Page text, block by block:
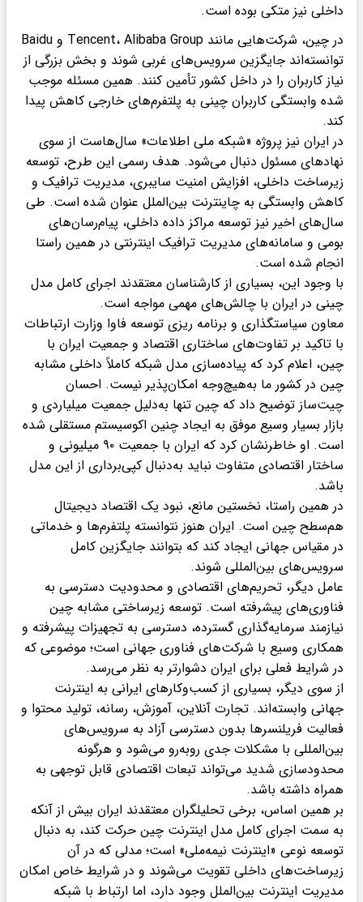
داخلی نیز متکی بوده است.
در چین، شرکت‌هایی مانند Tencent، Alibaba Group و Baidu
توانسته‌اند جایگزین سرویس‌های غربی شوند و بخش بزرگی از
نیاز کاربران را در داخل کشور تأمین کنند. همین مسئله موجب
شده وابستگی کاربران چینی به پلتفرم‌های خارجی کاهش پیدا
کند.
در ایران نیز پروژه «شبکه ملی اطلاعات» سال‌هاست از سوی
نهادهای مسئول دنبال می‌شود. هدف رسمی این طرح، توسعه
زیرساخت داخلی، افزایش امنیت سایبری، مدیریت ترافیک و
کاهش وابستگی به چاینترنت بین‌الملل عنوان شده است. طی
سال‌های اخیر نیز توسعه مراکز داده داخلی، پیام‌رسان‌های
بومی و سامانه‌های مدیریت ترافیک اینترنتی در همین راستا
انجام شده است.
با وجود این، بسیاری از کارشناسان معتقدند اجرای کامل مدل
چینی در ایران با چالش‌های مهمی مواجه است.
معاون سیاستگذاری و برنامه ریزی توسعه فاوا وزارت ارتباطات
با تاکید بر تفاوت‌های ساختاری اقتصاد و جمعیت ایران با
چین، اعلام کرد که پیاده‌سازی مدل شبکه کاملاً داخلی مشابه
چین در کشور ما به‌هیچ‌وجه امکان‌پذیر نیست. احسان
چیت‌ساز توضیح داد که چین تنها به‌دلیل جمعیت میلیاردی و
بازار بسیار وسیع موفق به ایجاد چنین اکوسیستم مستقلی شده
است. او خاطرنشان کرد که ایران با جمعیت ۹۰ میلیونی و
ساختار اقتصادی متفاوت نباید به‌دنبال کپی‌برداری از این مدل
باشد.
در همین راستا، نخستین مانع، نبود یک اقتصاد دیجیتال
هم‌سطح چین است. ایران هنوز نتوانسته پلتفرم‌ها و خدماتی
در مقیاس جهانی ایجاد کند که بتوانند جایگزین کامل
سرویس‌های بین‌المللی شوند.
عامل دیگر، تحریم‌های اقتصادی و محدودیت دسترسی به
فناوری‌های پیشرفته است. توسعه زیرساختی مشابه چین
نیازمند سرمایه‌گذاری گسترده، دسترسی به تجهیزات پیشرفته و
همکاری وسیع با شرکت‌های فناوری جهانی است؛ موضوعی که
در شرایط فعلی برای ایران دشوارتر به نظر می‌رسد.
از سوی دیگر، بسیاری از کسب‌وکارهای ایرانی به اینترنت
جهانی وابسته‌اند. تجارت آنلاین، آموزش، رسانه، تولید محتوا و
فعالیت فریلنسرها بدون دسترسی آزاد به سرویس‌های
بین‌المللی با مشکلات جدی روبه‌رو می‌شود و هرگونه
محدودسازی شدید می‌تواند تبعات اقتصادی قابل توجهی به
همراه داشته باشد.
بر همین اساس، برخی تحلیلگران معتقدند ایران بیش از آنکه
به سمت اجرای کامل مدل اینترنت چین حرکت کند، به دنبال
توسعه نوعی «اینترنت نیمه‌ملی» است؛ مدلی که در آن
زیرساخت‌های داخلی تقویت می‌شوند و در شرایط خاص امکان
مدیریت اینترنت بین‌الملل وجود دارد، اما ارتباط با شبکه